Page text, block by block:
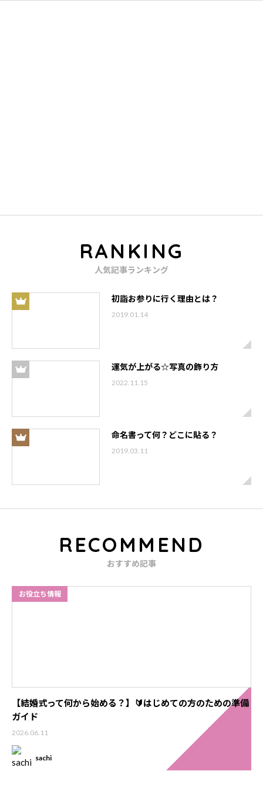
RANKING
人気記事ランキング
初詣お参りに行く理由とは？
2019.01.14
運気が上がる☆写真の飾り方
2022.11.15
命名書って何？どこに貼る？
2019.03.11
RECOMMEND
おすすめ記事
お役立ち情報
【結婚式って何から始める？】🔰はじめての方のための準備
ガイド
2026.06.11
sachi